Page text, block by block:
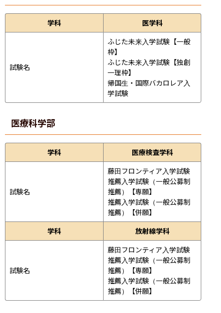
学科 医学科
試験名
ふじた未来入学試験【一般
枠】
ふじた未来入学試験【独創
一理枠】
帰国生・国際バカロレア入
学試験
医療科学部
学科 医療検査学科
試験名
藤田フロンティア入学試験
推薦入学試験（一般公募制
推薦）【専願】
推薦入学試験（一般公募制
推薦）【併願】
学科
放射線学科
試験名
藤田フロンティア入学試験
推薦入学試験（一般公募制
推薦）【専願】
推薦入学試験（一般公募制
推薦）【併願】